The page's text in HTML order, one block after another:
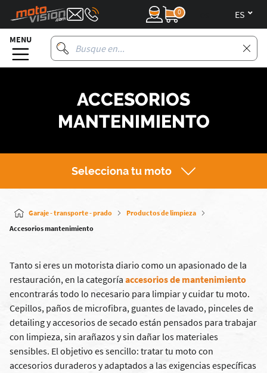
0
MENU
ACCESORIOS
MANTENIMIENTO
Selecciona tu moto
Garaje - transporte - prado
Productos de limpieza
Accesorios mantenimiento
Tanto si eres un motorista diario como un apasionado de la
restauración, en la categoría accesorios de mantenimiento
encontrarás todo lo necesario para limpiar y cuidar tu moto.
Cepillos, paños de microfibra, guantes de lavado, pinceles de
detailing y accesorios de secado están pensados para trabajar
con limpieza, sin arañazos y sin dañar los materiales
sensibles. El objetivo es sencillo: tratar tu moto con
accesorios duraderos y adaptados a las exigencias específicas